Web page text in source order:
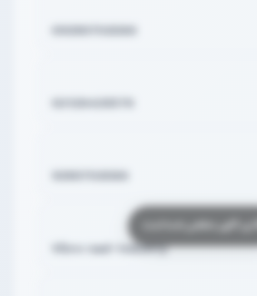
09390703086
02128426576
9390703086
Vibre raad-industry